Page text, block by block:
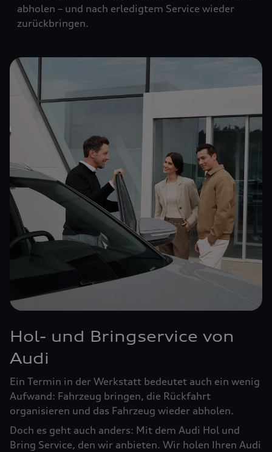
abholen – und nach erledigtem Service wieder
zurückbringen.
Hol- und Bringservice von
Audi
Ein Termin in der Werkstatt bedeutet auch ein wenig
Aufwand: Fahrzeug bringen, die Rückfahrt
organisieren und das Fahrzeug wieder abholen.
Doch es geht auch anders: Mit dem Audi Hol und
Bring Service, den wir anbieten. Wir holen Ihren Audi